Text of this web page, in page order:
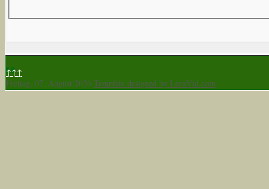
↑↑↑
Freitag, 07. August 2026 Template designed by LernVid.com